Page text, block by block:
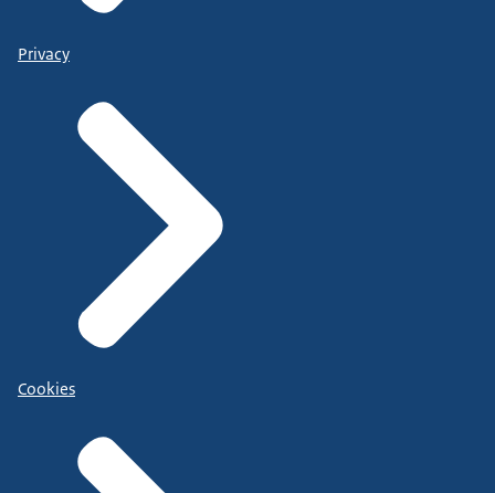
Privacy
Cookies